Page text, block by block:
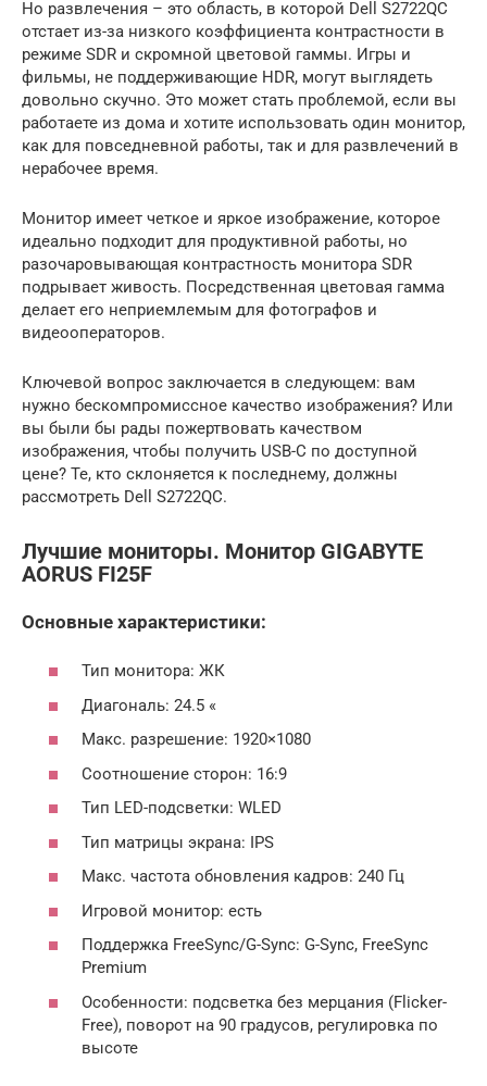
Но развлечения – это область, в которой Dell S2722QC
отстает из-за низкого коэффициента контрастности в
режиме SDR и скромной цветовой гаммы. Игры и
фильмы, не поддерживающие HDR, могут выглядеть
довольно скучно. Это может стать проблемой, если вы
работаете из дома и хотите использовать один монитор,
как для повседневной работы, так и для развлечений в
нерабочее время.
Монитор имеет четкое и яркое изображение, которое
идеально подходит для продуктивной работы, но
разочаровывающая контрастность монитора SDR
подрывает живость. Посредственная цветовая гамма
делает его неприемлемым для фотографов и
видеооператоров.
Ключевой вопрос заключается в следующем: вам
нужно бескомпромиссное качество изображения? Или
вы были бы рады пожертвовать качеством
изображения, чтобы получить USB-C по доступной
цене? Те, кто склоняется к последнему, должны
рассмотреть Dell S2722QC.
Лучшие мониторы. Монитор GIGABYTE
AORUS FI25F
Основные характеристики:
Тип монитора: ЖК
Диагональ: 24.5 «
Макс. разрешение: 1920×1080
Соотношение сторон: 16:9
Тип LED-подсветки: WLED
Тип матрицы экрана: IPS
Макс. частота обновления кадров: 240 Гц
Игровой монитор: есть
Поддержка FreeSync/G-Sync: G-Sync, FreeSync
Premium
Особенности: подсветка без мерцания (Flicker-
Free), поворот на 90 градусов, регулировка по
высоте